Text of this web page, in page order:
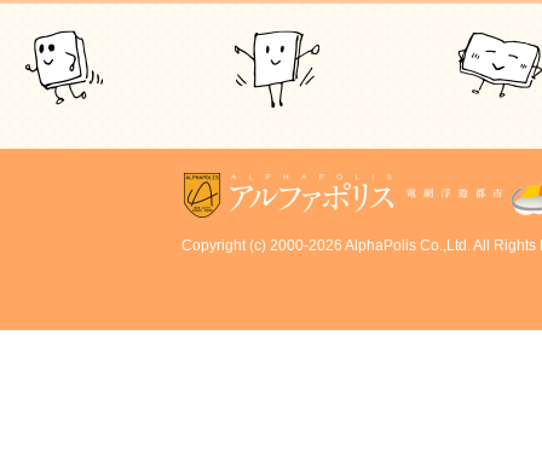
Copyright (c) 2000-2026 AlphaPolis Co.,Ltd. All Rights